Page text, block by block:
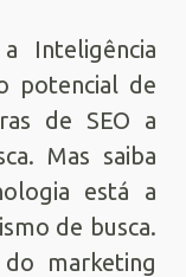
Inteligência
potencial de
de SEO a
Mas saiba
está a
de busca.
marketing